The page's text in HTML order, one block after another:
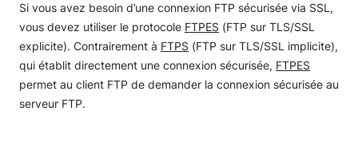
Si vous avez besoin d’une connexion FTP sécurisée via SSL,
vous devez utiliser le protocole FTPES (FTP sur TLS/SSL
explicite). Contrairement à FTPS (FTP sur TLS/SSL implicite),
qui établit directement une connexion sécurisée, FTPES
permet au client FTP de demander la connexion sécurisée au
serveur FTP.